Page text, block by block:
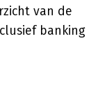
van de
banking